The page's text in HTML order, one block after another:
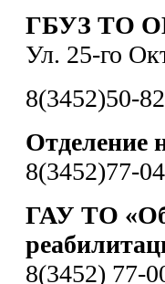
ГБУЗ ТО
Ул. 25-го
8(3452)50-
Отделение
8(3452)77-
ГАУ ТО
8(3452) 77-